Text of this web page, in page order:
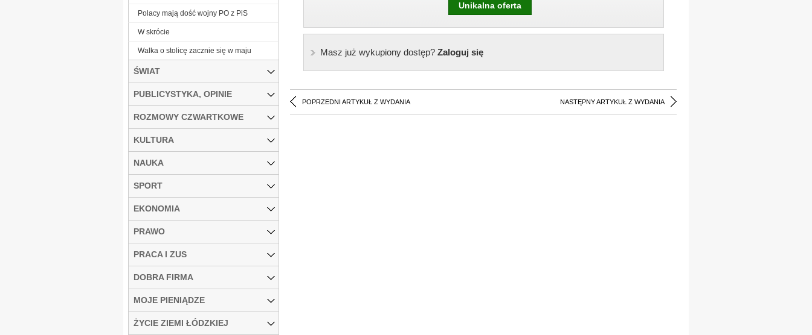
Unikalna oferta
Masz już wykupiony dostęp?Zaloguj się
POPRZEDNI ARTYKUŁ Z WYDANIA NASTĘPNY ARTYKUŁ Z WYDANIA
Polacy mają dość wojny PO z PiS
W skrócie
Walka o stolicę zacznie się w maju
ŚWIAT
PUBLICYSTYKA, OPINIE
ROZMOWY CZWARTKOWE
KULTURA
NAUKA
SPORT
EKONOMIA
PRAWO
PRACA I ZUS
DOBRA FIRMA
MOJE PIENIĄDZE
ŻYCIE ZIEMI ŁÓDZKIEJ